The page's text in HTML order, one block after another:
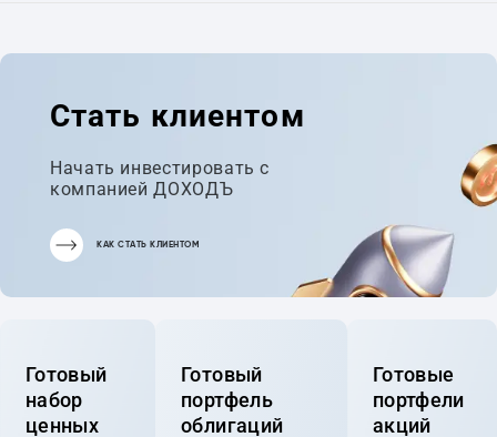
Стать клиентом
Начать инвестировать с
компанией ДОХОДЪ
КАК СТАТЬ КЛИЕНТОМ
Готовый
набор
ценных
Готовый
портфель
облигаций
Готовые
портфели
акций